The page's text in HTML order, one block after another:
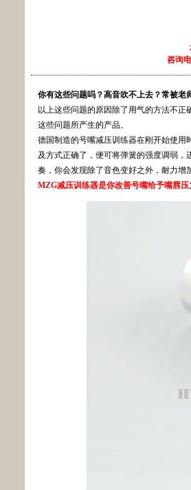
咨询
你有这些问题吗？高音吹不上去？常被老
以上这些问题的原因除了用气的方法不
这些问题所产生的产品。
德国制造的号嘴减压训练器在刚开始使用
及方式正确了，便可将弹簧的强度调弱
奏，你会发现除了音色变好之外，耐力增
MZG减压训练器是你改善号嘴给予嘴唇压